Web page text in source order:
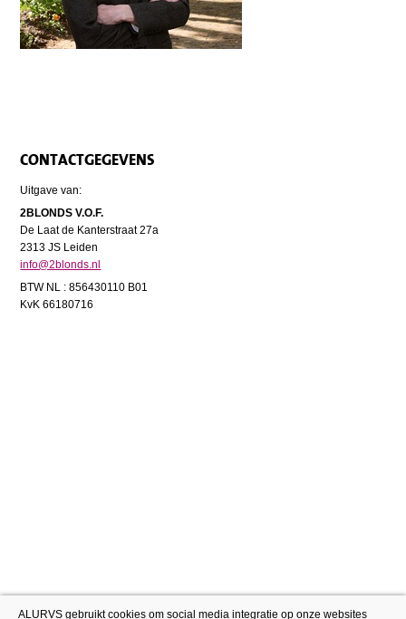
CONTACTGEGEVENS
Uitgave van:
2BLONDS V.O.F.
De Laat de Kanterstraat 27a
2313 JS Leiden
info@2blonds.nl
BTW NL : 856430110 B01
KvK 66180716
ALURVS gebruikt cookies om social media integratie op onze websites